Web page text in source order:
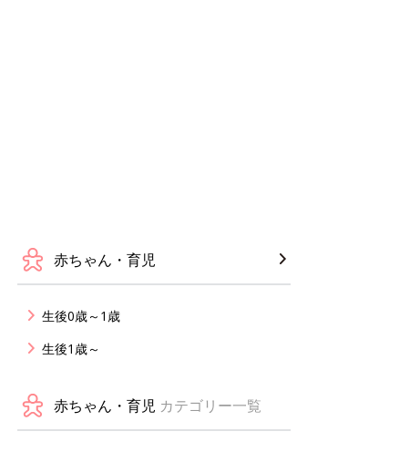
赤ちゃん・育児
生後0歳～1歳
生後1歳～
赤ちゃん・育児 カテゴリー一覧